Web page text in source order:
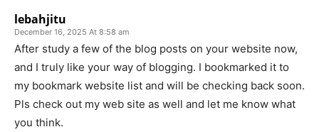
lebahjitu
December 16, 2025 At 8:58 am
After study a few of the blog posts on your website now,
and I truly like your way of blogging. I bookmarked it to
my bookmark website list and will be checking back soon.
Pls check out my web site as well and let me know what
you think.